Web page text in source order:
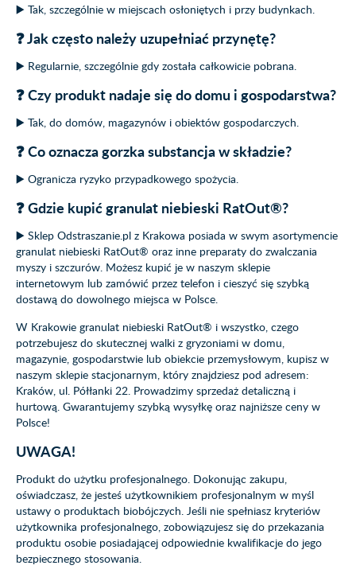
▶️ Tak, szczególnie w miejscach osłoniętych i przy budynkach.
❓ Jak często należy uzupełniać przynętę?
▶️ Regularnie, szczególnie gdy została całkowicie pobrana.
❓ Czy produkt nadaje się do domu i gospodarstwa?
▶️ Tak, do domów, magazynów i obiektów gospodarczych.
❓ Co oznacza gorzka substancja w składzie?
▶️ Ogranicza ryzyko przypadkowego spożycia.
❓ Gdzie kupić granulat niebieski RatOut®?
▶️ Sklep Odstraszanie.pl z Krakowa posiada w swym asortymencie
granulat niebieski RatOut® oraz inne preparaty do zwalczania
myszy i szczurów. Możesz kupić je w naszym sklepie
internetowym lub zamówić przez telefon i cieszyć się szybką
dostawą do dowolnego miejsca w Polsce.
W Krakowie granulat niebieski RatOut® i wszystko, czego
potrzebujesz do skutecznej walki z gryzoniami w domu,
magazynie, gospodarstwie lub obiekcie przemysłowym, kupisz w
naszym sklepie stacjonarnym, który znajdziesz pod adresem:
Kraków, ul. Półłanki 22. Prowadzimy sprzedaż detaliczną i
hurtową. Gwarantujemy szybką wysyłkę oraz najniższe ceny w
Polsce!
UWAGA!
Produkt do użytku profesjonalnego. Dokonując zakupu,
oświadczasz, że jesteś użytkownikiem profesjonalnym w myśl
ustawy o produktach biobójczych. Jeśli nie spełniasz kryteriów
użytkownika profesjonalnego, zobowiązujesz się do przekazania
produktu osobie posiadającej odpowiednie kwalifikacje do jego
bezpiecznego stosowania.